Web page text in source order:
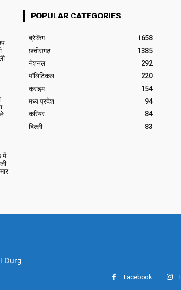
में
POPULAR CATEGORIES
ब्रेकिंग
1658
छत्तीसगढ़
1385
नेशनल
292
पॉलिटिकल
220
क्राइम
154
मध्य प्रदेश
94
करियर
84
दिल्ली
83
Durg
Facebook